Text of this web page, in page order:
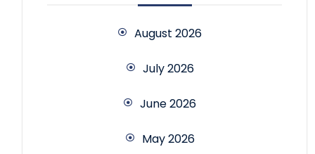
August 2026
July 2026
June 2026
May 2026